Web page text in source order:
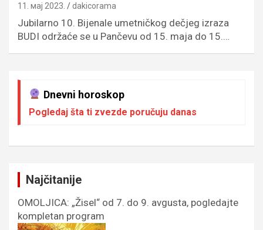
11. мај 2023. dakicorama
Jubilarno 10. Bijenale umetničkog dečjeg izraza
BUDI održaće se u Pančevu od 15. maja do 15.…
Dnevni horoskop
Pogledaj šta ti zvezde poručuju danas
Najčitanije
OMOLJICA: „Žisel“ od 7. do 9. avgusta, pogledajte
kompletan program